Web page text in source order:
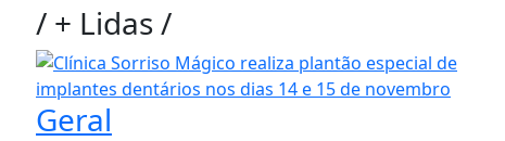
/ + Lidas/
Geral